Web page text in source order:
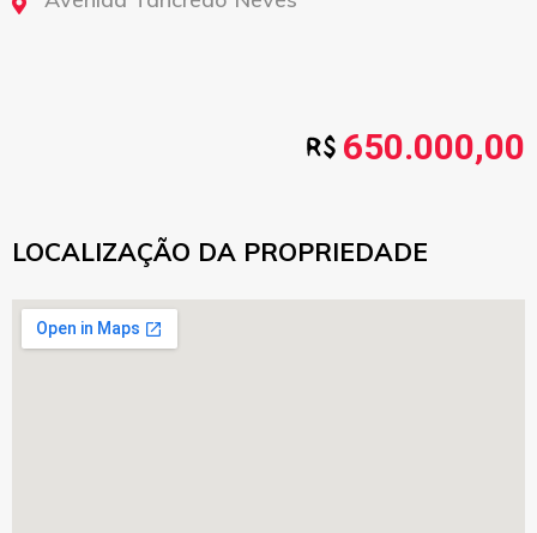
650.000,00
LOCALIZAÇÃO DA PROPRIEDADE